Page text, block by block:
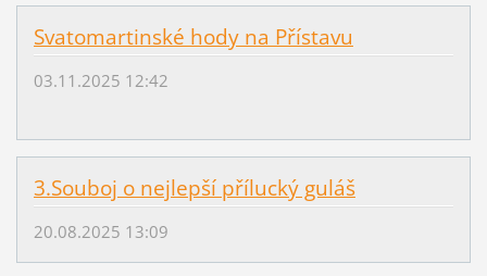
Svatomartinské hody na Přístavu
03.11.2025 12:42
3.Souboj o nejlepší přílucký guláš
20.08.2025 13:09